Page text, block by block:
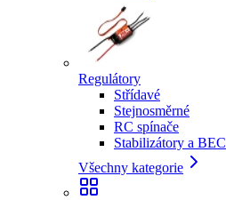
Regulátory
Střídavé
Stejnosměrné
RC spínače
Stabilizátory a BEC
Všechny kategorie